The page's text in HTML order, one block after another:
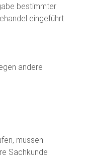
bestimmter
eingeführt
andere
müssen
Sachkunde